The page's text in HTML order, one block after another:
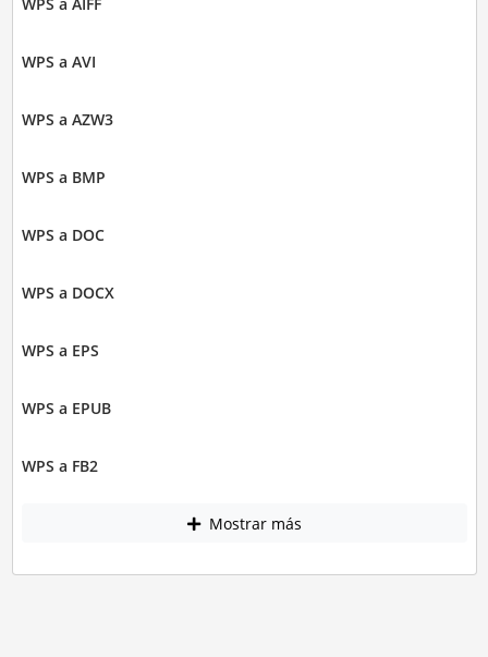
WPS a AIFF
WPS a AVI
WPS a AZW3
WPS a BMP
WPS a DOC
WPS a DOCX
WPS a EPS
WPS a EPUB
WPS a FB2
Mostrar más